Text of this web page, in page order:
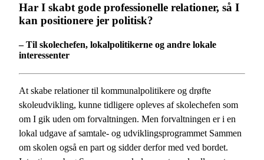
Har I skabt gode professionelle relationer, så I
kan positionere jer politisk?
– Til skolechefen, lokalpolitikerne og andre lokale
interessenter
At skabe relationer til kommunalpolitikere og drøfte
skoleudvikling, kunne tidligere opleves af skolechefen som
om I gik uden om forvaltningen. Men forvaltningen er i en
lokal udgave af samtale- og udviklingsprogrammet Sammen
om skolen også en part og sidder derfor med ved bordet.